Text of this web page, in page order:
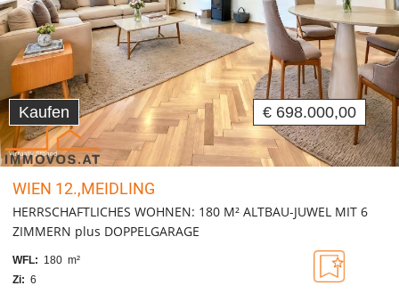
Kaufen € 698.000,00
WIEN 12.,MEIDLING
HERRSCHAFTLICHES WOHNEN: 180 M² ALTBAU-JUWEL MIT 6
ZIMMERN plus DOPPELGARAGE
WFL: 180 m²
Zi: 6